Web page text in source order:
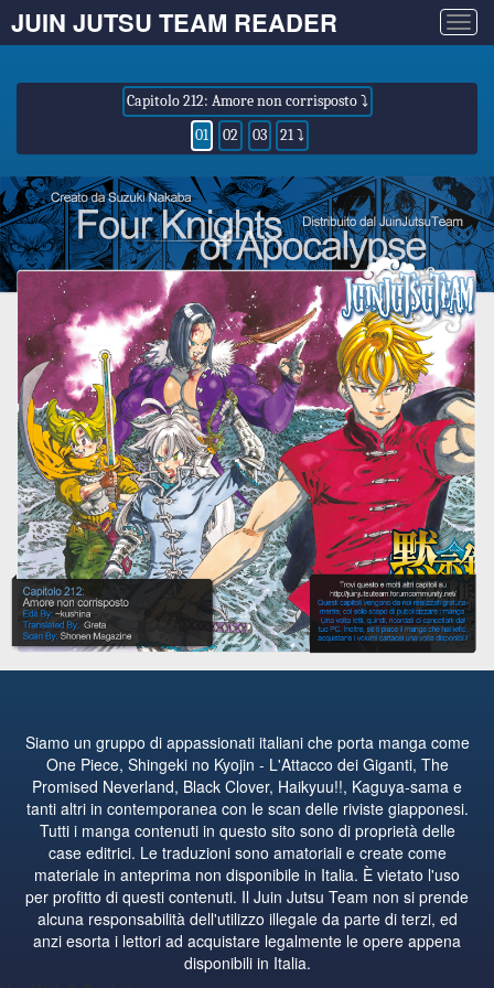
JUIN JUTSU TEAM READER
Capitolo 212: Amore non corrisposto ⤵
01
02 03 21 ⤵
Siamo un gruppo di appassionati italiani che porta manga come
One Piece, Shingeki no Kyojin - L'Attacco dei Giganti, The
Promised Neverland, Black Clover, Haikyuu!!, Kaguya-sama e
tanti altri in contemporanea con le scan delle riviste giapponesi.
Tutti i manga contenuti in questo sito sono di proprietà delle
case editrici. Le traduzioni sono amatoriali e create come
materiale in anteprima non disponibile in Italia. È vietato l'uso
per profitto di questi contenuti. Il Juin Jutsu Team non si prende
alcuna responsabilità dell'utilizzo illegale da parte di terzi, ed
anzi esorta i lettori ad acquistare legalmente le opere appena
disponibili in Italia.